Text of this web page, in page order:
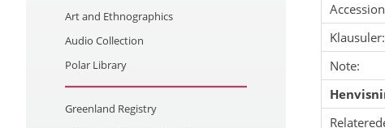
Art and Ethnographics
Audio Collection
Polar Library
Greenland Registry
Klausuler:
Note: